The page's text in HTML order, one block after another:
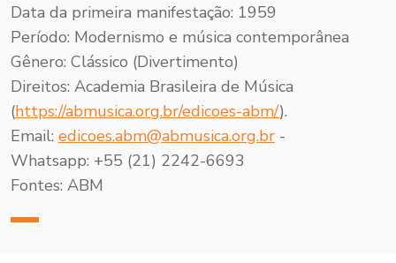
Data da primeira manifestação: 1959
Período: Modernismo e música contemporânea
Gênero: Clássico (Divertimento)
Direitos: Academia Brasileira de Música
(https://abmusica.org.br/edicoes-abm/).
Email: edicoes.abm@abmusica.org.br -
Whatsapp: +55 (21) 2242-6693
Fontes: ABM